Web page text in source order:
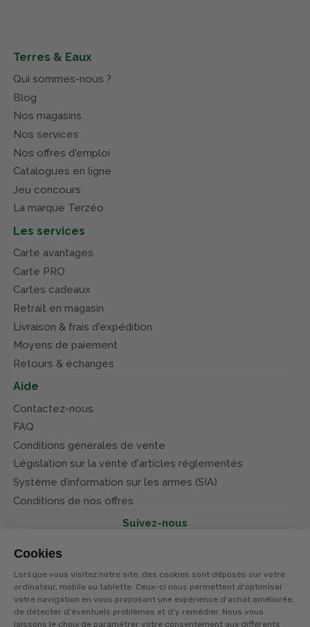
Cookies
Lorsque vous visitez notre site, des cookies sont déposés sur votre
ordinateur, mobile ou tablette. Ceux-ci nous permettent d'optimiser
votre navigation en vous proposant une expérience d'achat améliorée,
de détecter d'éventuels problèmes et d'y remédier. Nous vous
laissons le choix de paramétrer votre consentement aux différents
Terres & Eaux
Qui sommes-nous ?
Blog
Nos magasins
Nos services
Nos offres d'emploi
Catalogues en ligne
Jeu concours
La marque Terzéo
Les services
Carte avantages
Carte PRO
Cartes cadeaux
Retrait en magasin
Livraison & frais d'expédition
Moyens de paiement
Retours & échanges
Aide
Contactez-nous
FAQ
Conditions générales de vente
Législation sur la vente d'articles réglementés
Système d’information sur les armes (SIA)
Conditions de nos offres
Suivez-nous
© Terres et eaux 2026
Politique de confidentialité
Mentions légales